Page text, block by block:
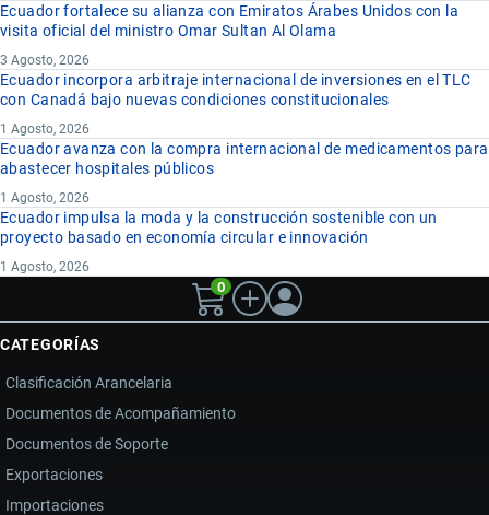
Ecuador fortalece su alianza con Emiratos Árabes Unidos con la
visita oficial del ministro Omar Sultan Al Olama
3 Agosto, 2026
Ecuador incorpora arbitraje internacional de inversiones en el TLC
con Canadá bajo nuevas condiciones constitucionales
1 Agosto, 2026
Ecuador avanza con la compra internacional de medicamentos para
abastecer hospitales públicos
1 Agosto, 2026
Ecuador impulsa la moda y la construcción sostenible con un
proyecto basado en economía circular e innovación
1 Agosto, 2026
0
CATEGORÍAS
Clasificación Arancelaria
Documentos de Acompañamiento
Documentos de Soporte
Exportaciones
Importaciones